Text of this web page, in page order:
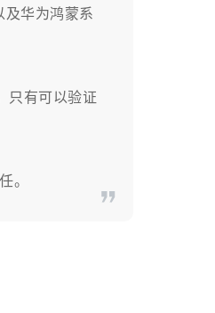
华为鸿蒙系
只有可以验证
。​